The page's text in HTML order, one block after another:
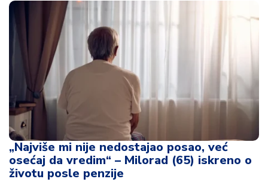
„Najviše mi nije nedostajao posao, već
osećaj da vredim“ – Milorad (65) iskreno o
životu posle penzije